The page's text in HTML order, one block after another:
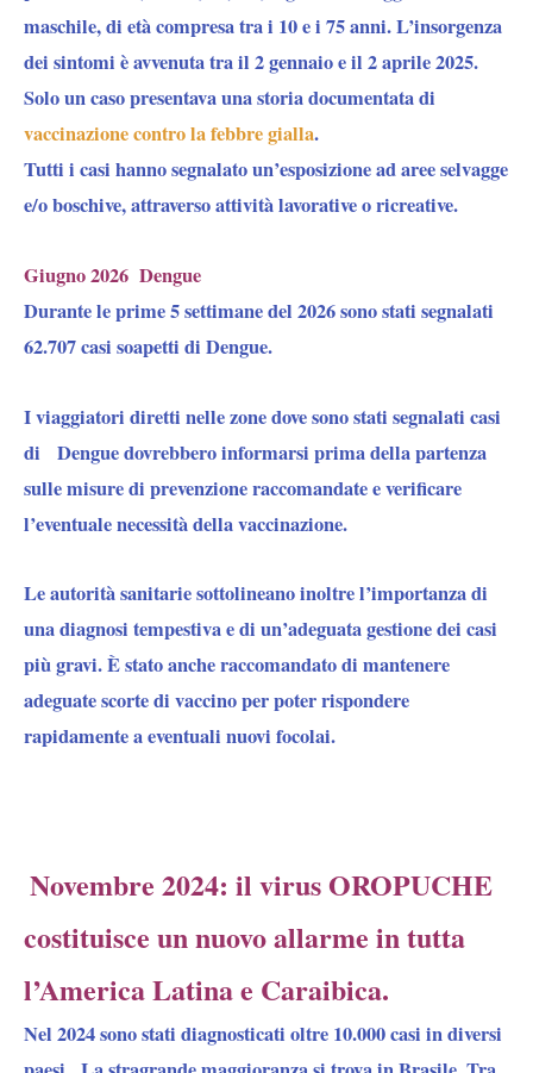
maschile, di età compresa tra i 10 e i 75 anni. L’insorgenza
dei sintomi è avvenuta tra il 2 gennaio e il 2 aprile 2025.
Solo un caso presentava una storia documentata di
vaccinazione contro la febbre gialla.
Tutti i casi hanno segnalato un’esposizione ad aree selvagge
e/o boschive, attraverso attività lavorative o ricreative.
Giugno 2026 Dengue
Durante le prime 5 settimane del 2026 sono stati segnalati
62.707 casi soapetti di Dengue.
I viaggiatori diretti nelle zone dove sono stati segnalati casi
di Dengue dovrebbero informarsi prima della partenza
sulle misure di prevenzione raccomandate e verificare
l’eventuale necessità della vaccinazione.
Le autorità sanitarie sottolineano inoltre l’importanza di
una diagnosi tempestiva e di un’adeguata gestione dei casi
più gravi. È stato anche raccomandato di mantenere
adeguate scorte di vaccino per poter rispondere
rapidamente a eventuali nuovi focolai.
Novembre 2024: il virus OROPUCHE
costituisce un nuovo allarme in tutta
l’America Latina e Caraibica.
Nel 2024 sono stati diagnosticati oltre 10.000 casi in diversi